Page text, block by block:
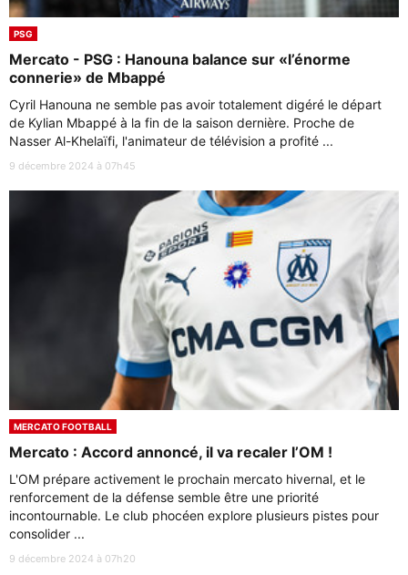
PSG
Mercato - PSG : Hanouna balance sur «l’énorme
connerie» de Mbappé
Cyril Hanouna ne semble pas avoir totalement digéré le départ
de Kylian Mbappé à la fin de la saison dernière. Proche de
Nasser Al-Khelaïfi, l'animateur de télévision a profité ...
9 décembre 2024 à 07h45
MERCATO FOOTBALL
Mercato : Accord annoncé, il va recaler l’OM !
L'OM prépare activement le prochain mercato hivernal, et le
renforcement de la défense semble être une priorité
incontournable. Le club phocéen explore plusieurs pistes pour
consolider ...
9 décembre 2024 à 07h20